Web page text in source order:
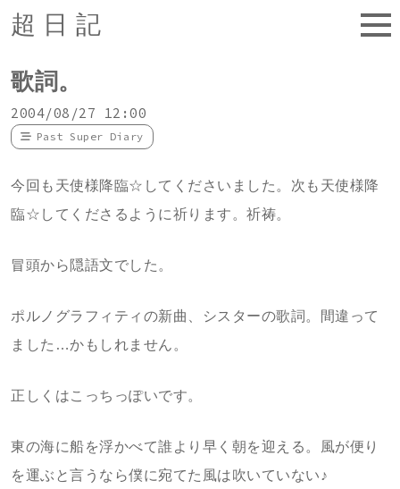
超日記
歌詞。
2004/08/27 12:00
Past Super Diary
今回も天使様降臨☆してくださいました。次も天使様降
臨☆してくださるように祈ります。祈祷。
冒頭から隠語文でした。
ポルノグラフィティの新曲、シスターの歌詞。間違って
ました…かもしれません。
正しくはこっちっぽいです。
東の海に船を浮かべて誰より早く朝を迎える。風が便り
を運ぶと言うなら僕に宛てた風は吹いていない♪